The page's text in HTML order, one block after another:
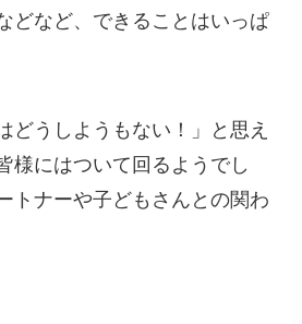
どなど、できることはいっぱ
どうしようもない！」と思え
様にはついて回るようでし
トナーや子どもさんとの関わ